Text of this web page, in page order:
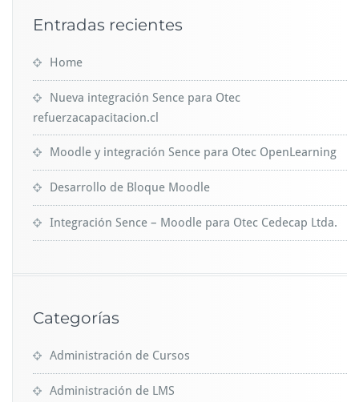
Entradas recientes
Home
Nueva integración Sence para Otec
refuerzacapacitacion.cl
Moodle y integración Sence para Otec OpenLearning
Desarrollo de Bloque Moodle
Integración Sence – Moodle para Otec Cedecap Ltda.
Categorías
Administración de Cursos
Administración de LMS